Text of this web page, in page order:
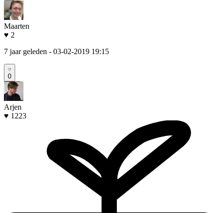
Maarten
♥ 2
7 jaar geleden - 03-02-2019 19:15
0
Arjen
♥ 1223